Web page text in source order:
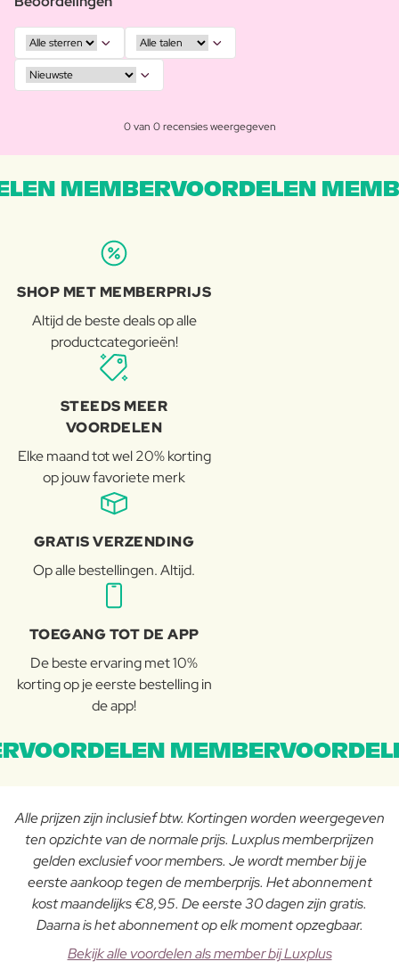
0 van 0 recensies weergegeven
MEMBERVOORDELEN
SHOP MET MEMBERPRIJS
Altijd de beste deals op alle
productcategorieën!
STEEDS MEER
VOORDELEN
Elke maand tot wel 20% korting
op jouw favoriete merk
GRATIS VERZENDING
Op alle bestellingen. Altijd.
TOEGANG TOT DE APP
De beste ervaring met 10%
korting op je eerste bestelling in
de app!
Alle prijzen zijn inclusief btw. Kortingen worden weergegeven
ten opzichte van de normale prijs. Luxplus memberprijzen
gelden exclusief voor members. Je wordt member bij je
eerste aankoop tegen de memberprijs. Het abonnement
kost maandelijks €8,95. De eerste 30 dagen zijn gratis.
Daarna is het abonnement op elk moment opzegbaar.
Bekijk alle voordelen als member bij Luxplus